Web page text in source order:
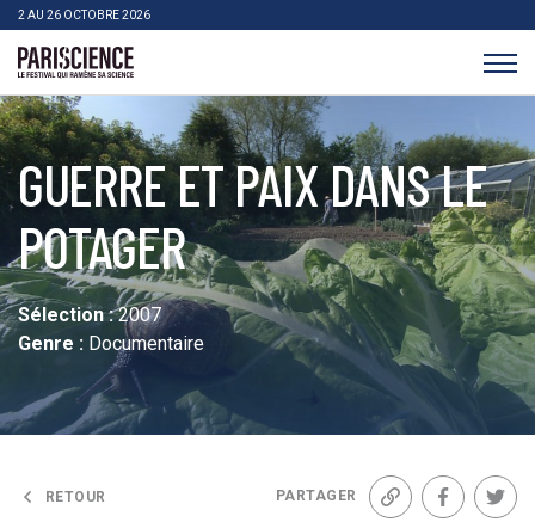
>Aller au contenu
2 AU 26 OCTOBRE 2026
GUERRE ET PAIX DANS LE
POTAGER
Sélection :2007
Genre : Documentaire
RETOUR PARTAGER
Lien Facebook
Panneau de gestion des cookies